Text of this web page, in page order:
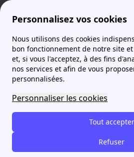
Personnalisez vos cookies
Nous utilisons des cookies
bon fonctionnement de notre site
et, si vous l'acceptez, à des fins
nos services et afin de vous
personnalisées.
Personnaliser les cookies
Tout accepter
Refuser
Agence France Électricité Cimaises
Cimaises et plus
spécialiste
par cimaises de
Table of Contents